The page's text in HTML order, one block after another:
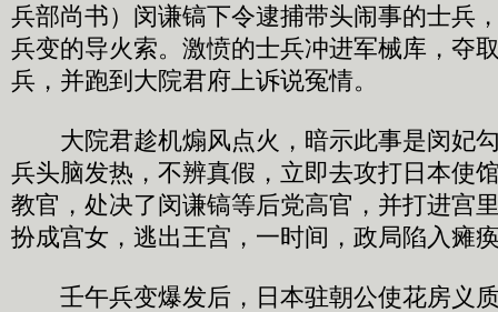
兵部尚书）闵谦镐下令逮捕带头闹事的士兵
兵变的导火索。激愤的士兵冲进军械库，夺
兵，并跑到大院君府上诉说冤情。
大院君趁机煽风点火，暗示此事是闵妃
兵头脑发热，不辨真假，立即去攻打日本使
教官，处决了闵谦镐等后党高官，并打进宫
扮成宫女，逃出王宫，一时间，政局陷入瘫
壬午兵变爆发后，日本驻朝公使花房义